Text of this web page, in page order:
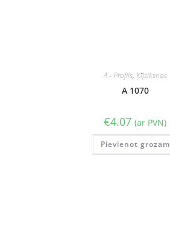
A - Profils, Ķīļsiksnas
A 1070
€4.07 (ar PVN)
Pievienot grozam